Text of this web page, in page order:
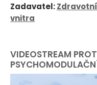
Zadavatel:
vnitra
VIDEOSTREAM